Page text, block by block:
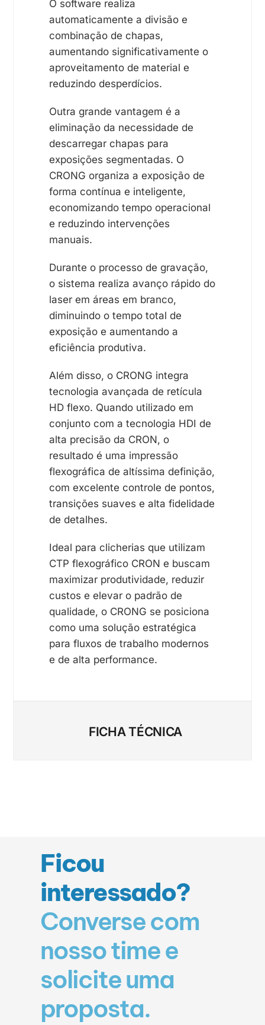
O software realiza
automaticamente a divisão e
combinação de chapas,
aumentando significativamente o
aproveitamento de material e
reduzindo desperdícios.
Outra grande vantagem é a
eliminação da necessidade de
descarregar chapas para
exposições segmentadas. O
CRONG organiza a exposição de
forma contínua e inteligente,
economizando tempo operacional
e reduzindo intervenções
manuais.
Durante o processo de gravação,
o sistema realiza avanço rápido do
laser em áreas em branco,
diminuindo o tempo total de
exposição e aumentando a
eficiência produtiva.
Além disso, o CRONG integra
tecnologia avançada de retícula
HD flexo. Quando utilizado em
conjunto com a tecnologia HDI de
alta precisão da CRON, o
resultado é uma impressão
flexográfica de altíssima definição,
com excelente controle de pontos,
transições suaves e alta fidelidade
de detalhes.
Ideal para clicherias que utilizam
CTP flexográfico CRON e buscam
maximizar produtividade, reduzir
custos e elevar o padrão de
qualidade, o CRONG se posiciona
como uma solução estratégica
para fluxos de trabalho modernos
e de alta performance.
FICHA TÉCNICA
Ficou
interessado?
Converse com
nosso time e
solicite uma
proposta.